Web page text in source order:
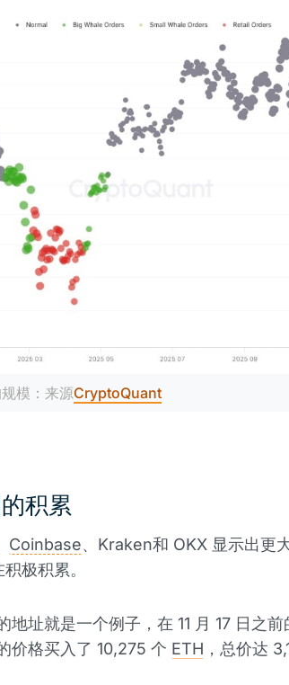
模：来源CryptoQuant
积累
Coinbase、Kraken和 OKX 显示出更
极积累。
地址就是一个例子，在 11 月 17 日之
价格买入了 10,275 个 ETH ，总价达